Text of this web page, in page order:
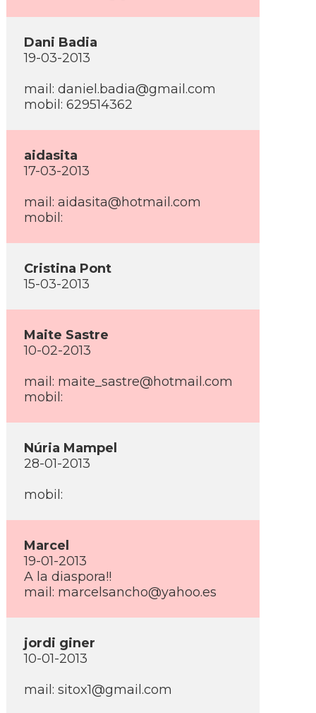
Dani Badia
19-03-2013
mail: daniel.badia@gmail.com
mobil: 629514362
aidasita
17-03-2013
mail: aidasita@hotmail.com
mobil:
Cristina Pont
15-03-2013
Maite Sastre
10-02-2013
mail: maite_sastre@hotmail.com
mobil:
Núria Mampel
28-01-2013
mobil:
Marcel
19-01-2013
A la diaspora!!
mail: marcelsancho@yahoo.es
jordi giner
10-01-2013
mail: sitox1@gmail.com